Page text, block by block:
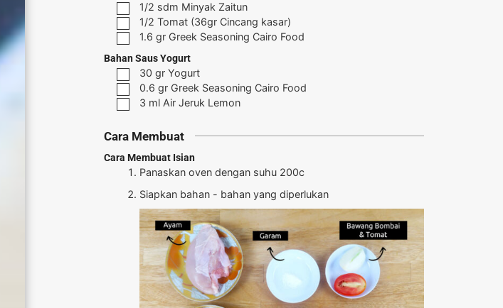
1/2 sdm Minyak Zaitun
1/2 Tomat (36gr Cincang kasar)
1.6 gr Greek Seasoning Cairo Food
Bahan Saus Yogurt
30 gr Yogurt
0.6 gr Greek Seasoning Cairo Food
3 ml Air Jeruk Lemon
Cara Membuat
Cara Membuat Isian
Panaskan oven dengan suhu 200c
Siapkan bahan - bahan yang diperlukan